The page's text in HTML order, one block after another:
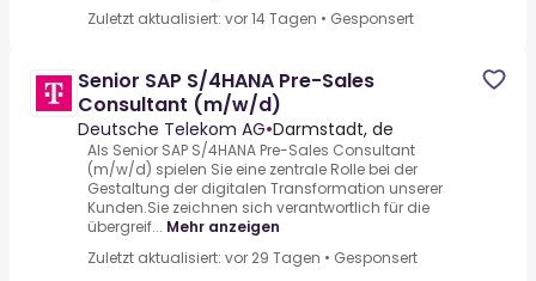
Zuletzt aktualisiert: vor 14 Tagen • Gesponsert
Senior SAP S/4HANA Pre-Sales
Consultant (m/w/d)
Deutsche Telekom AG•Darmstadt, de
Als Senior SAP S/4HANA Pre-Sales Consultant
(m/w/d) spielen Sie eine zentrale Rolle bei der
Gestaltung der digitalen Transformation unserer
Kunden.Sie zeichnen sich verantwortlich für die
übergreif... Mehr anzeigen
Zuletzt aktualisiert: vor 29 Tagen • Gesponsert